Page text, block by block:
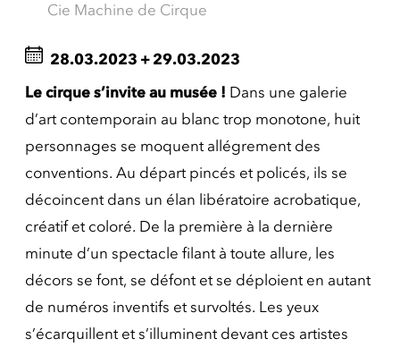
Cie Machine de Cirque
28.03.2023 + 29.03.2023
Le cirque s’invite au musée ! Dans une galerie
d’art contemporain au blanc trop monotone, huit
personnages se moquent allégrement des
conventions. Au départ pincés et policés, ils se
décoincent dans un élan libératoire acrobatique,
créatif et coloré. De la première à la dernière
minute d’un spectacle filant à toute allure, les
décors se font, se défont et se déploient en autant
de numéros inventifs et survoltés. Les yeux
s’écarquillent et s’illuminent devant ces artistes